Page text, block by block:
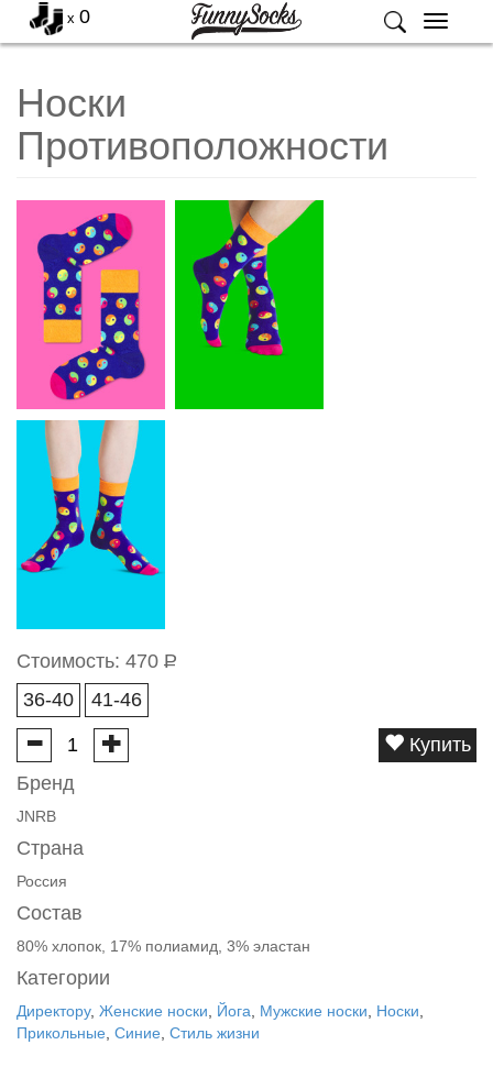
Меню
x 0
Носки
Противоположности
Стоимость: 470 Р
36-40
41-46
Купить
Бренд
JNRB
Страна
Россия
Состав
80% хлопок, 17% полиамид, 3% эластан
Категории
Директору, Женские носки Йога Мужские носки Носки
Прикольные Синие Стиль жизни